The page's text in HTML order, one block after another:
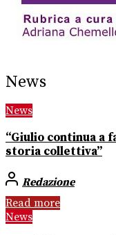
News
News
“Giulio continua a
storia collettiva”
Redazione
Read more
News